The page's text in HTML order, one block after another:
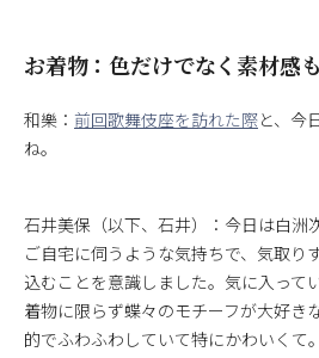
お着物：色だけでなく素材感
和樂： 前回歌舞伎座を訪れた際と、今
ね。
石井美保（以下、石井）：今日は白洲
ご自宅に伺うような気持ちで、気取り
込むことを意識しました。気に入って
着物に限らず蝶々のモチーフが大好き
的でふわふわしていて特にかわいくて。